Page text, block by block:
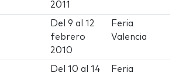
2011
Del9 al12
febrero
2010
Feria
Valencia
Del10 al14
Feria